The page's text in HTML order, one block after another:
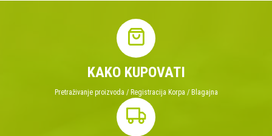
KAKO KUPOVATI
Pretraživanje proizvoda / Registracija Korpa / Blagajna